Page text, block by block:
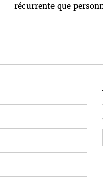
récurrente que